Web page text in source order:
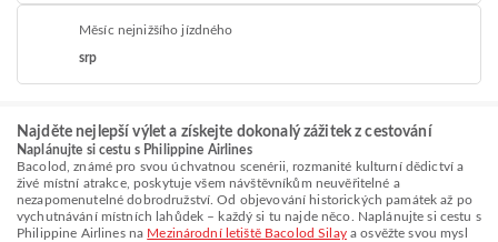
Měsíc nejnižšího jízdného
srp
Najděte nejlepší výlet a získejte dokonalý zážitek z cestování
Naplánujte si cestu s Philippine Airlines
Bacolod, známé pro svou úchvatnou scenérii, rozmanité kulturní dědictví a
živé místní atrakce, poskytuje všem návštěvníkům neuvěřitelné a
nezapomenutelné dobrodružství. Od objevování historických památek až po
vychutnávání místních lahůdek – každý si tu najde něco. Naplánujte si cestu s
Philippine Airlines na Mezinárodní letiště Bacolod Silaya osvěžte svou mysl